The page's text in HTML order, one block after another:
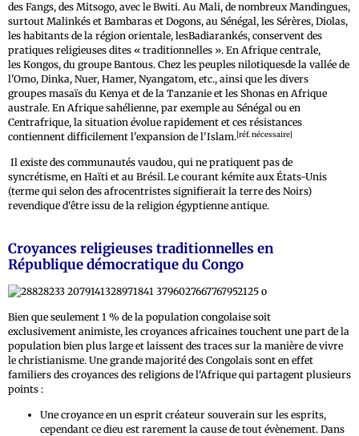
des Fangs, des Mitsogo, avec le Bwiti. Au Mali, de nombreux Mandingues,
surtout Malinkés et Bambaras et Dogons, au Sénégal, les Sérères, Diolas,
les habitants de la région orientale, lesBadiarankés, conservent des
pratiques religieuses dites « traditionnelles ». En Afrique centrale,
les Kongos, du groupe Bantous. Chez les peuples nilotiquesde la vallée de
l'Omo, Dinka, Nuer, Hamer, Nyangatom, etc., ainsi que les divers
groupes masaïs du Kenya et de la Tanzanie et les Shonas en Afrique
australe. En Afrique sahélienne, par exemple au Sénégal ou en
Centrafrique, la situation évolue rapidement et ces résistances
contiennent difficilement l'expansion de l'Islam.[réf. nécessaire]
Il existe des communautés vaudou, qui ne pratiquent pas de
syncrétisme, en Haïti et au Brésil.Le courant kémite aux États-Unis
(terme qui selon des afrocentristes signifierait la terre des Noirs)
revendique d'être issu de la religion égyptienne antique.
Croyances religieuses traditionnelles en
République démocratique du Congo
Bien que seulement 1 % de la population congolaise soit
exclusivement animiste, les croyances africaines touchent une part de la
population bien plus large et laissent des traces sur la manière de vivre
le christianisme. Une grande majorité des Congolais sont en effet
familiers des croyances des religions de l'Afrique qui partagent plusieurs
points :
Une croyance en un esprit créateur souverain sur les esprits,
cependant ce dieu est rarement la cause de tout évènement. Dans